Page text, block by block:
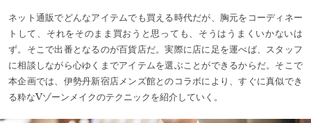
ネット通販でどんなアイテムでも買える時代だが、胸元をコーディネー
トして、それをそのまま買おうと思っても、そうはうまくいかないは
ず。そこで出番となるのが百貨店だ。実際に店に足を運べば、スタッフ
に相談しながら心ゆくまでアイテムを選ぶことができるからだ。そこで
本企画では、伊勢丹新宿店メンズ館とのコラボにより、すぐに真似でき
る粋なVゾーンメイクのテクニックを紹介していく。